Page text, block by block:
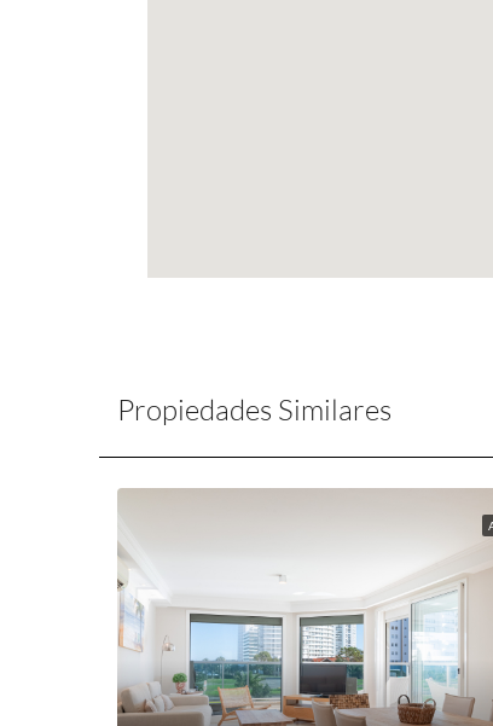
Propiedades Similares